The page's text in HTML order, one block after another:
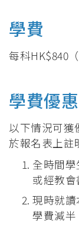
學費
每科HK$840
學費優惠
以下情況可獲
於報名表上註
全時間
或經教會
現時就讀
學費減半